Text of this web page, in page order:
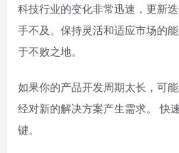
科技行业的变化非常迅速，更新
手不及。保持灵活和适应市场的
于不败之地。
如果你的产品开发周期太长，可
经对新的解决方案产生需求。 快
键。